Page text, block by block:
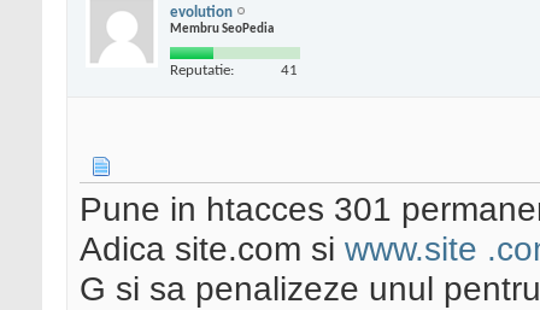
evolution
Membru SeoPedia
Reputatie: 41
Pune in htacces 301
Adica site.com si www.site
G si sa penalizeze unul